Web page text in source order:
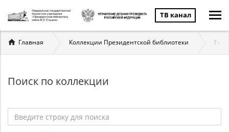
ТВ канал
Вы
здесь
Главная Коллекции Президентской библиотеки
Поиск по коллекции